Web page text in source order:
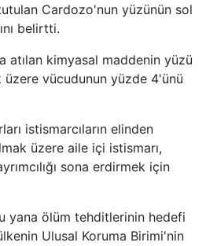
Cardozo'nun yüzünün sol
belirtti.
atılan kimyasal maddenin yüzü
vücudunun yüzde 4'ünü
istismarcıların elinden
üzere aile içi istismarı,
sona erdirmek için
yana ölüm tehditlerinin hedefi
Ulusal Koruma Birimi'nin